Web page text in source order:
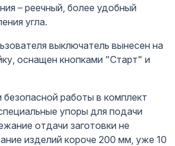
– реечный, более удобный
угла.
выключатель вынесен на
оснащен кнопками "Старт" и
работы в комплект
упоры для подачи
отдачи заготовки не
изделий короче 200 мм, уже 10